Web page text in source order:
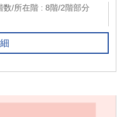
数/所在階 : 8階/2階部分